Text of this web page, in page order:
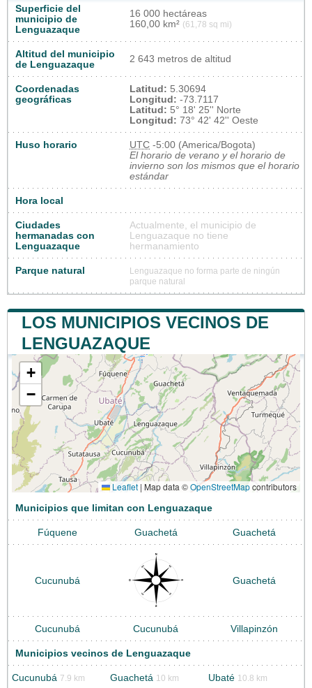
Superficie del
municipio de
Lenguazaque
16 000 hectáreas
160,00 km² (61,78 sq mi)
Altitud del municipio
de Lenguazaque
2 643 metros de altitud
Coordenadas
geográficas
Latitud: 5.30694
Longitud: -73.7117
Latitud: 5° 18' 25'' Norte
Longitud: 73° 42' 42'' Oeste
Huso horario UTC -5:00 (America/Bogota)
El horario de verano y el horario de
invierno son los mismos que el horario
estándar
Hora local
Ciudades
hermanadas con
Lenguazaque
Actualmente, el municipio de
Lenguazaque no tiene
hermanamiento
Parque natural
Lenguazaque no forma parte de ningún
parque natural
LOS MUNICIPIOS VECINOS DE
LENGUAZAQUE
+
−
Leaflet | Map data ©OpenStreetMapcontributors
Municipios que limitan con Lenguazaque
Fúquene Guachetá Guachetá
Cucunubá Guachetá
Cucunubá Cucunubá Villapinzón
Municipios vecinos de Lenguazaque
Cucunubá 7.9 km Guachetá 10 km Ubaté 10.8 km